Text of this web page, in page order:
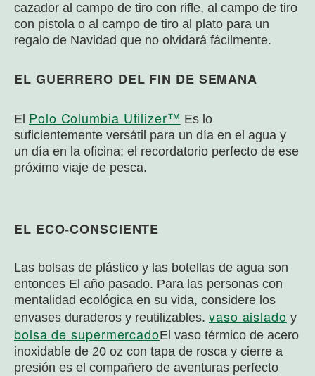
cazador al campo de tiro con rifle, al campo de tiro
con pistola o al campo de tiro al plato para un
regalo de Navidad que no olvidará fácilmente.
EL GUERRERO DEL FIN DE SEMANA
El Polo Columbia Utilizer™ Es lo
suficientemente versátil para un día en el agua y
un día en la oficina; el recordatorio perfecto de ese
próximo viaje de pesca.
EL ECO-CONSCIENTE
Las bolsas de plástico y las botellas de agua son
entonces El año pasado. Para las personas con
mentalidad ecológica en su vida, considere los
envases duraderos y reutilizables. vaso aislado y
bolsa de supermercadoEl vaso térmico de acero
inoxidable de 20 oz con tapa de rosca y cierre a
presión es el compañero de aventuras perfecto